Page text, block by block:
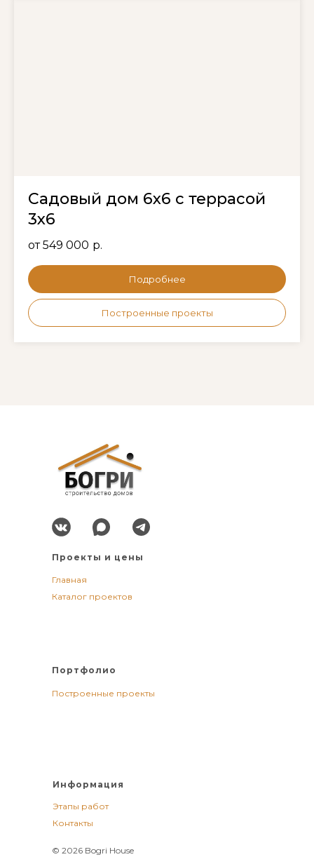
Садовый дом 6х6 с террасой
3х6
от 549 000 р.
Подробнее
Построенные проекты
Проекты и цены
Главная
Каталог проектов
Портфолио
Построенные проекты
Информация
Этапы работ
Контакты
© 2026 Bogri House